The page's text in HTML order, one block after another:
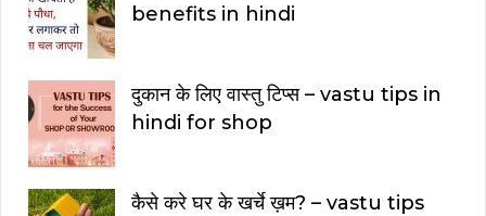
benefits in hindi
दुकान के लिए वास्तु टिप्स – vastu tips in
hindi for shop
कैसे करे घर के खर्चे ख़म? – vastu tips